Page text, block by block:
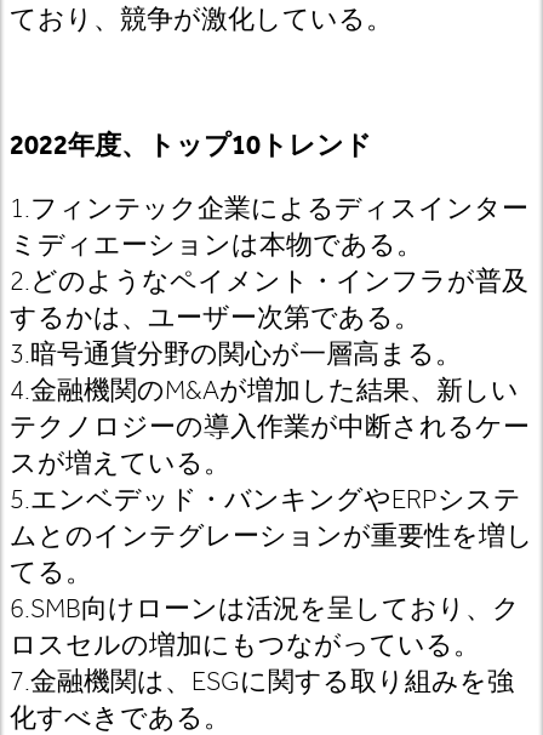
ており、競争が激化している。
2022年度、トップ10トレンド
1.フィンテック企業によるディスインター
ミディエーションは本物である。
2.どのようなペイメント・インフラが普及
するかは、ユーザー次第である。
3.暗号通貨分野の関心が一層高まる。
4.金融機関のM&Aが増加した結果、新しい
テクノロジーの導入作業が中断されるケー
スが増えている。
5.エンベデッド・バンキングやERPシステ
ムとのインテグレーションが重要性を増し
てる。
6.SMB向けローンは活況を呈しており、ク
ロスセルの増加にもつながっている。
7.金融機関は、ESGに関する取り組みを強
化すべきである。